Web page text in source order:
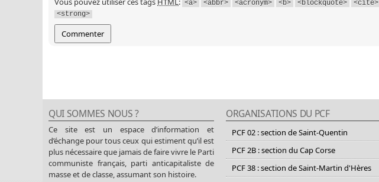
<a> <abbr> <acronym> <b> <blockquote> <cite>
<strong>
QUI SOMMES NOUS ?
Ce site est un espace d’information et
d’échange pour tous ceux qui estiment qu’il est
plus nécessaire que jamais de faire vivre le Parti
communiste français, parti anticapitaliste de
masse et de classe, assumant son histoire.
ORGANISATIONS DU PCF
PCF 02 : section de Saint-Quentin
PCF 2B : section du Cap Corse
PCF 38 : section de Saint-Martin d'Hères